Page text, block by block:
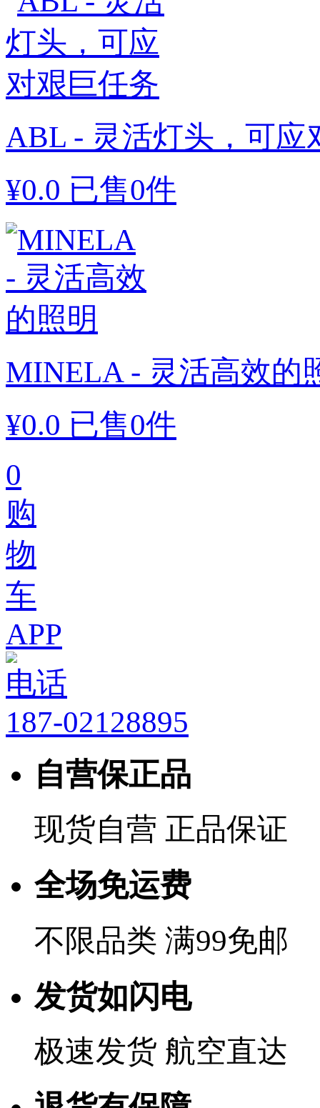
ABL - 灵活灯头，可应
¥0.0 已售0件
MINELA - 灵活高效的
¥0.0 已售0件
0
购
物
车
APP
电话
187-02128895
自营保正品
现货自营 正品保证
全场免运费
不限品类 满99免邮
发货如闪电
极速发货 航空直达